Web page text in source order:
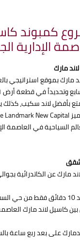
كمبوند
الإدارية
مارك
مارك بموقع استراتيجي
بأفضل لاند سكيب،
السياحية في العاصمة
كاسيل لاند مارك
على بعد ربع ساعة